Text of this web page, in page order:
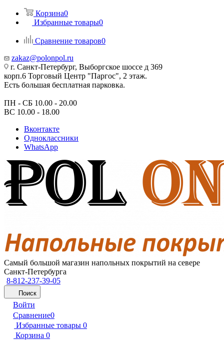
Корзина0
Избранные товары0
Сравнение товаров0
zakaz@polonpol.ru
г. Санкт-Петербург, Выборгское шоссе д 369
корп.6 Торговый Центр "Паргос", 2 этаж.
Есть большая бесплатная парковка.
ПН - СБ 10.00 - 20.00
ВС 10.00 - 18.00
Вконтакте
Одноклассники
WhatsApp
Самый большой магазин напольных покрытий на севере
Санкт-Петербурга
8-812-237-39-05
Поиск
Войти
Сравнение0
Избранные товары 0
Корзина 0